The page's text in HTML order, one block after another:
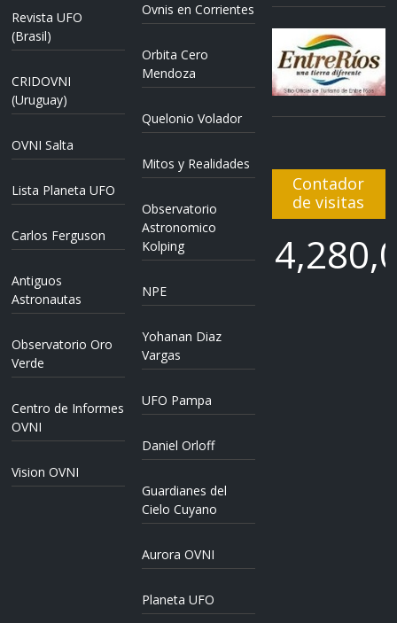
Revista UFO
(Brasil)
CRIDOVNI
(Uruguay)
OVNI Salta
Lista Planeta UFO
Carlos Ferguson
Antiguos
Astronautas
Observatorio Oro
Verde
Centro de Informes
OVNI
Vision OVNI
Ovnis en Corrientes
Orbita Cero
Mendoza
Quelonio Volador
Mitos y Realidades
Observatorio
Astronomico
Kolping
NPE
Yohanan Diaz
Vargas
UFO Pampa
Daniel Orloff
Guardianes del
Cielo Cuyano
Aurora OVNI
Planeta UFO
Contador
de visitas